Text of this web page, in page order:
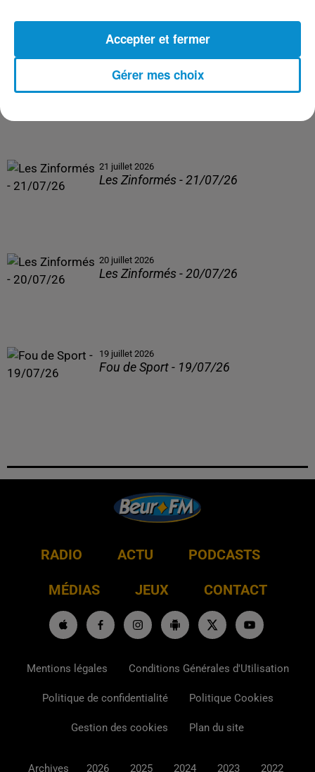
22 juillet 2026
21 juillet 2026
Les Zinformés - 21/07/26
20 juillet 2026
Les Zinformés - 20/07/26
19 juillet 2026
Fou de Sport - 19/07/26
RADIO ACTU PODCASTS
MÉDIAS JEUX CONTACT
Mentions légales Conditions Générales d'Utilisation
Politique de confidentialité Politique Cookies
Gestion des cookies Plan du site
Archives 2026 2025 2024 2023 2022
Gérer mes choix
Accepter et fermer